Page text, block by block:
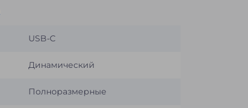
USB-C
Динамический
Полноразмерные